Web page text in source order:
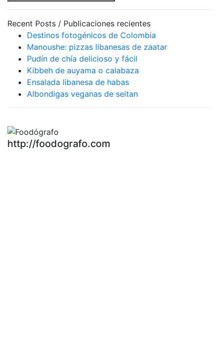
Recent Posts / Publicaciones recientes
Destinos fotogénicos de Colombia
Manoushe: pizzas libanesas de zaatar
Pudín de chía delicioso y fácil
Kibbeh de auyama o calabaza
Ensalada libanesa de habas
Albondigas veganas de seitan
http://foodografo.com